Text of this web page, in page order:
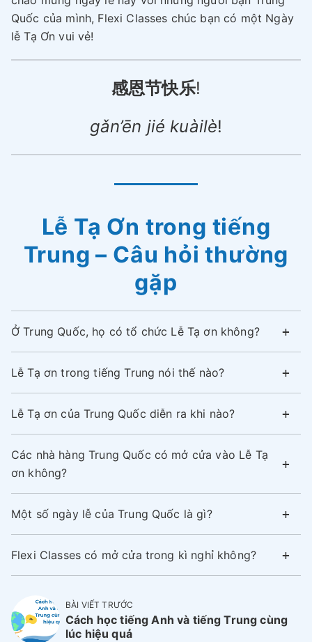
Quốc của mình, Flexi Classes chúc bạn có một Ngày
lễ Tạ Ơn vui vẻ!
感恩节快乐!
gǎn’ēn jié kuàilè!
Lễ Tạ Ơn trong tiếng
Trung – Câu hỏi thường
gặp
Ở Trung Quốc, họ có tổ chức Lễ Tạ ơn không?
Lễ Tạ ơn trong tiếng Trung nói thế nào?
Lễ Tạ ơn của Trung Quốc diễn ra khi nào?
Các nhà hàng Trung Quốc có mở cửa vào Lễ Tạ
ơn không?
Một số ngày lễ của Trung Quốc là gì?
Flexi Classes có mở cửa trong kì nghỉ không?
BÀI VIẾT TRƯỚC
Cách học tiếng Anh và tiếng Trung cùng
lúc hiệu quả